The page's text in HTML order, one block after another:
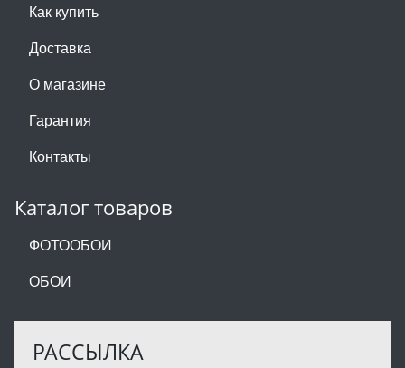
Как купить
Доставка
О магазине
Гарантия
Контакты
Каталог товаров
ФОТООБОИ
ОБОИ
РАССЫЛКА